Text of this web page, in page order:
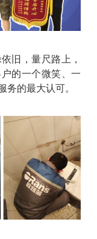
旧，量尺路上，
的一个微笑、一
的最大认可。